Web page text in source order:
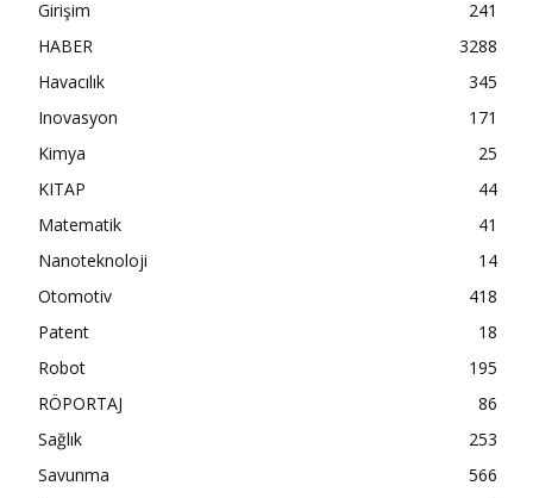
Girişim
241
HABER
3288
Havacılık
345
Inovasyon
171
Kimya
25
KITAP
44
Matematik
41
Nanoteknoloji
14
Otomotiv
418
Patent
18
Robot
195
RÖPORTAJ
86
Sağlık
253
Savunma
566